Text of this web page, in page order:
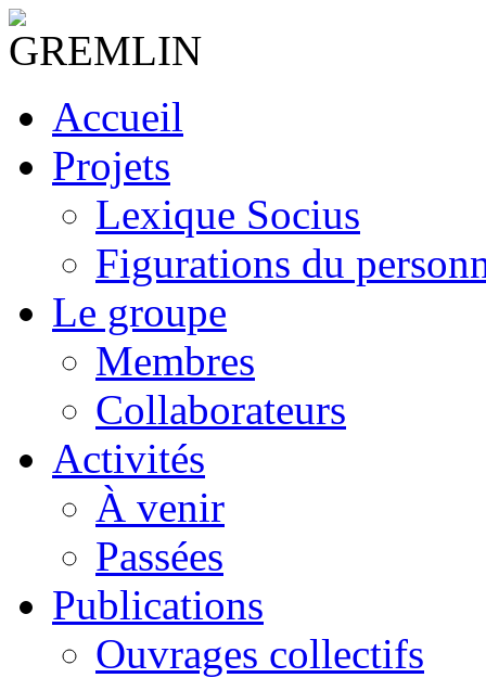
Accueil
Projets
Lexique Socius
Figurations du
Le groupe
Membres
Collaborateurs
Activités
À venir
Passées
Publications
Ouvrages collectifs